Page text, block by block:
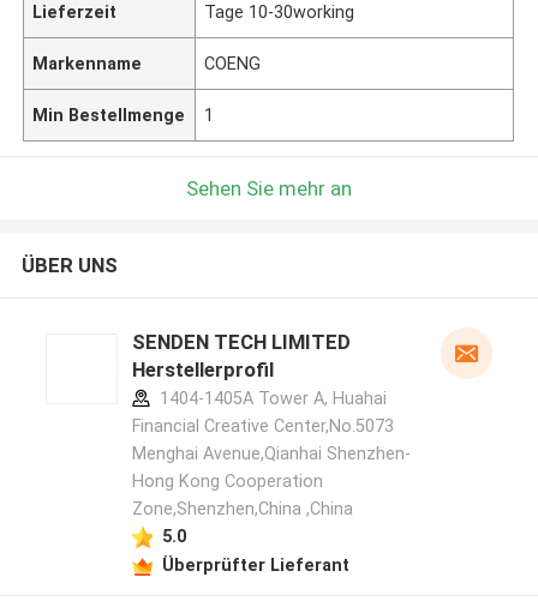
Lieferzeit Tage 10-30working
Markenname COENG
Min Bestellmenge 1
Sehen Sie mehr an
ÜBER UNS
SENDEN TECH LIMITED
Herstellerprofil
1404-1405A Tower A, Huahai
Financial Creative Center,No.5073
Menghai Avenue,Qianhai Shenzhen-
Hong Kong Cooperation
Zone,Shenzhen,China ,China
5.0
Überprüfter Lieferant